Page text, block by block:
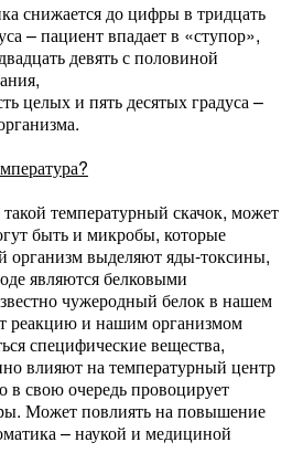
снижается до цифры в тридцать
– пациент впадает в «ступор»,
девять с половиной
целых и пять десятых градуса –
температурный скачок, может
быть и микробы, которые
организм выделяют яды-токсины,
являются белковыми
чужеродный белок в нашем
реакцию и нашим организмом
специфические вещества,
влияют на температурный центр
в свою очередь провоцирует
Может повлиять на повышение
– наукой и медициной